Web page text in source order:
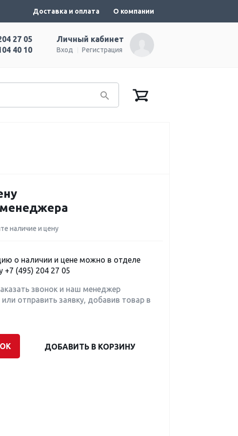
Доставка и оплата О компании
Личный кабинет
Вход Регистрация
27 05
40 10
наличие и цену
о наличии и цене можно в отделе
+7 (495) 204 27 05
звонок и наш менеджер
отправить заявку, добавив товар в
ДОБАВИТЬ В КОРЗИНУ